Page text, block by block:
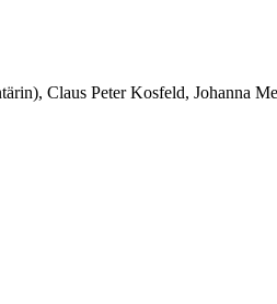
Claus Peter Kosfeld, Johanna